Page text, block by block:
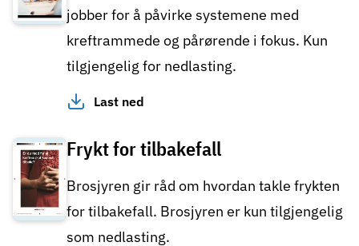
jobber for å påvirke systemene med
kreftrammede og pårørende i fokus. Kun
tilgjengelig for nedlasting.
Last ned
Frykt for tilbakefall
Brosjyren gir råd om hvordan takle frykten
for tilbakefall. Brosjyren er kun tilgjengelig
som nedlasting.